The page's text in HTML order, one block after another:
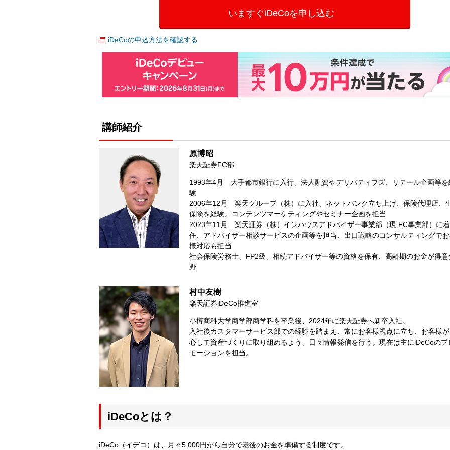
いますぐiDeCoを申し込む
iDeCoの申込方法を確認する
講師紹介
原博昭
楽天証券FC部
1993年4月 大手都市銀行に入行、法人融資やデリバティブズ、リテール企画等を
験
2006年12月 楽天グループ（株）に入社、ネットバンク立ち上げ、保険代理店、
保険を経験。コンテンツマーケティングやセミナー企画を担当
2023年11月 楽天証券（株）インハウスアドバイザー事業部（現 FC事業部）に着
任、アドバイザー相談サービスの企画等を担当、出口戦略のコンサルティングで
様対応も担当
社会保険労務士、FP2級、相続アドバイザー等の資格を保有、高齢期のお金が得意
野
村中友樹
楽天証券iDeCo推進室
小樽商科大学商学部商学科を卒業後、2024年に楽天証券へ新卒入社。
入社後カスタマーサービス部での経験を踏まえ、常にお客様視点に立ち、お客様
心して資産づくりに取り組めるよう、日々情報発信を行う。現在は主にiDeCoのプ
モーションを担当。
iDeCoとは？
iDeCo（イデコ）は、月々5,000円から自分で老後のお金を準備する制度です。